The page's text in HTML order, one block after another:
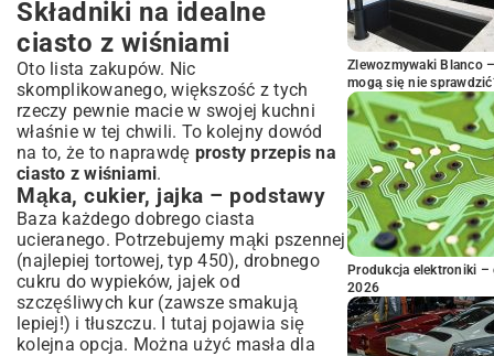
Składniki na idealne
ciasto z wiśniami
Oto lista zakupów. Nic
skomplikowanego, większość z tych
rzeczy pewnie macie w swojej kuchni
właśnie w tej chwili. To kolejny dowód
na to, że to naprawdę prosty przepis na
ciasto z wiśniami.
Mąka, cukier, jajka – podstawy
Baza każdego dobrego ciasta
ucieranego. Potrzebujemy mąki pszennej
(najlepiej tortowej, typ 450), drobnego
cukru do wypieków, jajek od
szczęśliwych kur (zawsze smakują
lepiej!) i tłuszczu. I tutaj pojawia się
kolejna opcja. Można użyć masła dla
Zlewozmywaki Blanco
mogą się nie
Produkcja elektroniki –
2026